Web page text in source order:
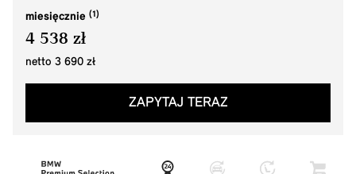
miesięcznie
4 538 zł
netto 3 690 zł
ZAPYTAJ TERAZ